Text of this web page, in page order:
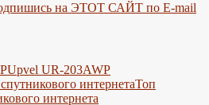
на ЭТОТ САЙТ по E-mail
Upvel UR-203AWP
Топ
интернета